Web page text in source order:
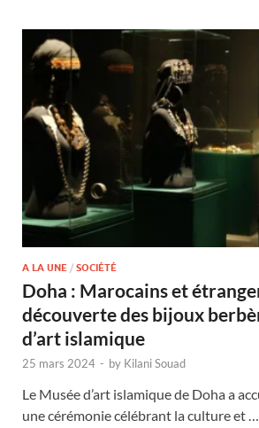
A LA UNE / SOCIÉTÉ
Doha : Marocains et
découverte des bijoux
d’art islamique
25 mars 2024 - by Kilani Souad
Le Musée d’art islamique de Doha a
une cérémonie célébrant la culture et …